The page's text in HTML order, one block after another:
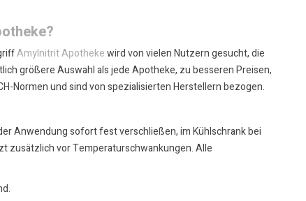
Amylnitrit Apothekewird von vielen Nutzern gesucht, die
größere Auswahl als jede Apotheke, zu besseren Preisen,
Normen und sind von spezialisierten Herstellern bezogen.
Anwendung sofort fest verschließen, im Kühlschrank bei
zusätzlich vor Temperaturschwankungen. Alle